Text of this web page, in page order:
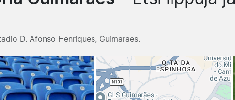
D. Afonso Henriques, Guimaraes.